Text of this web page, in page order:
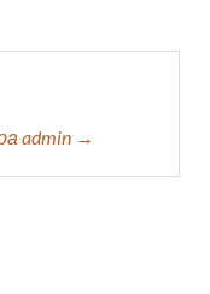
admin →